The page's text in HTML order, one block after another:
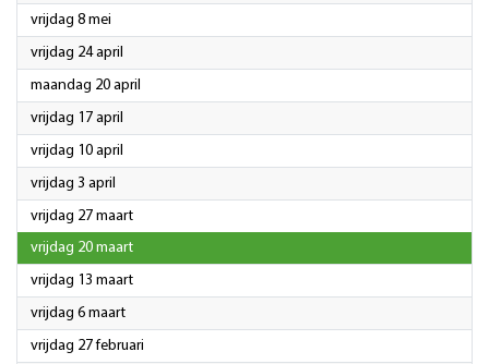
vrijdag 8 mei
vrijdag 24 april
maandag 20 april
vrijdag 17 april
vrijdag 10 april
vrijdag 3 april
vrijdag 27 maart2026
vrijdag 20 maart2026
vrijdag 13 maart2026
vrijdag 6 maart2026
vrijdag 27 februari